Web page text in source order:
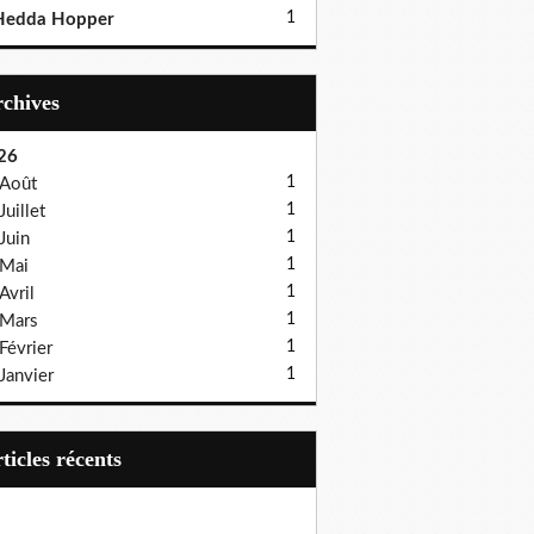
Hopper
1
Août
1
Juillet 1
Juin 1
Mai 1
Avril 1
Mars 1
Février 1
Janvier 1
récents